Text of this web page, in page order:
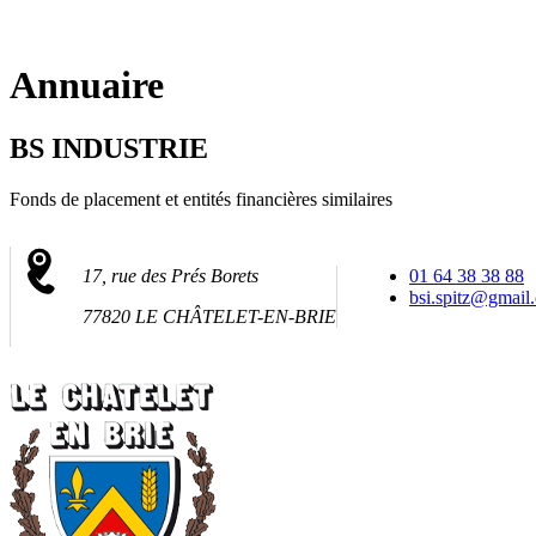
Annuaire
BS INDUSTRIE
Fonds de placement et entités financières similaires
17, rue des Prés Borets
77820 LE CHÂTELET-EN-BRIE
01 64 38 38 88